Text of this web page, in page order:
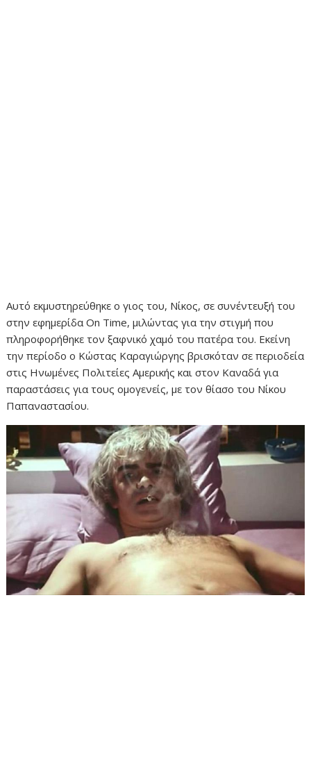
Αυτό εκμυστηρεύθηκε ο γιος του, Νίκος, σε συνέντευξή του
στην εφημερίδα On Time, μιλώντας για την στιγμή που
πληροφορήθηκε τον ξαφνικό χαμό του πατέρα του. Εκείνη
την περίοδο ο Κώστας Καραγιώργης βρισκόταν σε περιοδεία
στις Ηνωμένες Πολιτείες Αμερικής και στον Καναδά για
παραστάσεις για τους ομογενείς, με τον θίασο του Νίκου
Παπαναστασίου.